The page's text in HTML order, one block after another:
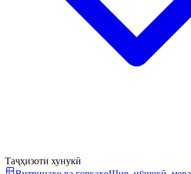
Таҷҳизоти хунукӣ